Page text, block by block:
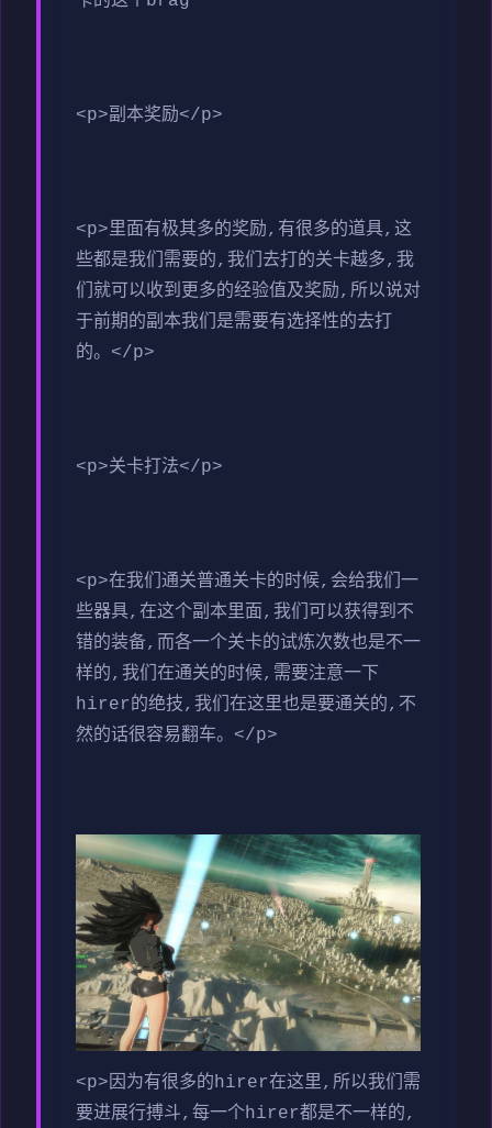
<p>副本奖励</p>
<p>里面有极其多的奖励,有很多的道具,这
些都是我们需要的,我们去打的关卡越多,我
们就可以收到更多的经验值及奖励,所以说对
于前期的副本我们是需要有选择性的去打
的。</p>
<p>关卡打法</p>
<p>在我们通关普通关卡的时候,会给我们一
些器具,在这个副本里面,我们可以获得到不
错的装备,而各一个关卡的试炼次数也是不一
样的,我们在通关的时候,需要注意一下
hirer的绝技,我们在这里也是要通关的,不
然的话很容易翻车。</p>
<p>因为有很多的hirer在这里,所以我们需
要进展行搏斗,每一个hirer都是不一样的,